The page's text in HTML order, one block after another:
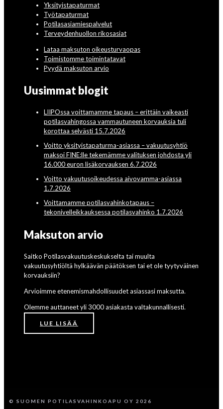
Yksityistapaturmat
Työtapaturmat
Potilasasiamiespalvelut
Terveydenhuollon rikosasiat
Lataa maksuton oikeusturvaopas
Toimistomme toimintatavat
Pyydä maksuton arvio
Uusimmat blogit
LIIPOssa voittamamme tapaus – erittäin vaikeasti
potilasvahingossa vammautuneen korvauksia tuli
korottaa selvästi 15.7.2026
Voitto yksityistapaturma-asiassa – vakuutusyhtiö
maksoi FINE:lle tekemämme valituksen johdosta yli
16.000 euron lisäkorvauksen 6.7.2026
Voitto vakuutusoikeudessa aivovamma-asiassa
1.7.2026
Voittamamme potilasvahinkotapaus –
tekonivelleikkauksessa potilasvahinko 1.7.2026
Maksuton arvio
Saitko Potilasvakuutuskeskukselta tai muulta
vakuutusyhtiöltä hylkäävän päätöksen tai et ole tyytyväinen
korvauksiin?
Arvioimme etenemismahdollisuudet asiassasi maksutta.
Olemme auttaneet yli 3000 asiakasta valtakunnallisesti.
LUE LISÄÄ
© SUOMEN POTILASVAHINKOAPU OY 2026